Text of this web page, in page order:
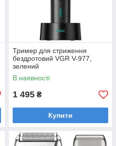
Тример для стриження
бездротовий VGR V-977,
зелений
В наявності
1 495 ₴
Купити